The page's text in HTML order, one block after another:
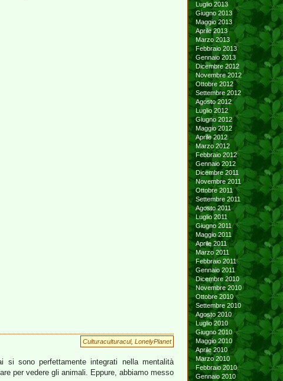
Culturaculturacul, LonelyPlanet
sono perfettamente integrati nella mentalità
per vedere gli animali. Eppure, abbiamo messo
Luglio 2013
Giugno 2013
Maggio 2013
Aprile 2013
Marzo 2013
Febbraio 2013
Gennaio 2013
Dicembre 2012
Novembre 2012
Ottobre 2012
Settembre 2012
Agosto 2012
Luglio 2012
Giugno 2012
Maggio 2012
Aprile 2012
Marzo 2012
Febbraio 2012
Gennaio 2012
Dicembre 2011
Novembre 2011
Ottobre 2011
Settembre 2011
Agosto 2011
Luglio 2011
Giugno 2011
Maggio 2011
Aprile 2011
Marzo 2011
Febbraio 2011
Gennaio 2011
Dicembre 2010
Novembre 2010
Ottobre 2010
Settembre 2010
Agosto 2010
Luglio 2010
Giugno 2010
Maggio 2010
Aprile 2010
Marzo 2010
Febbraio 2010
Gennaio 2010